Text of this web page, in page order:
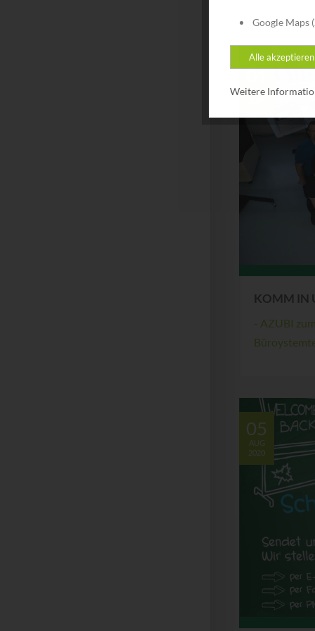
01
JAN
KOMM IN
- AZUBI
05
AUG
2020
Google Maps
Alle akzeptieren
Weitere